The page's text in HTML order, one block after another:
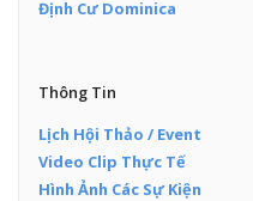
Định Cư Dominica
Thông Tin
Lịch Hội Thảo / Event
Video Clip Thực Tế
Hình Ảnh Các Sự Kiện